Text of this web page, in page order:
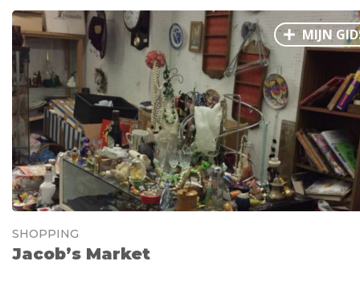
MIJN
SHOPPING
Jacob’s Market